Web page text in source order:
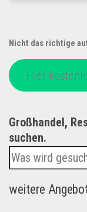
Nicht das richtige
Hier
Großhandel,
suchen.
weitere